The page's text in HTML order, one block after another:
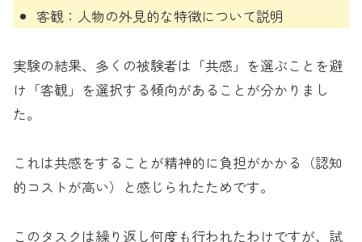
客観：人物の外見的な特徴について説明
実験の結果、多くの被験者は「共感」を選ぶことを避
け「客観」を選択する傾向があることが分かりまし
た。
これは共感をすることが精神的に負担がかかる（認知
的コストが高い）と感じられたためです。
このタスクは繰り返し何度も行われたわけですが、試